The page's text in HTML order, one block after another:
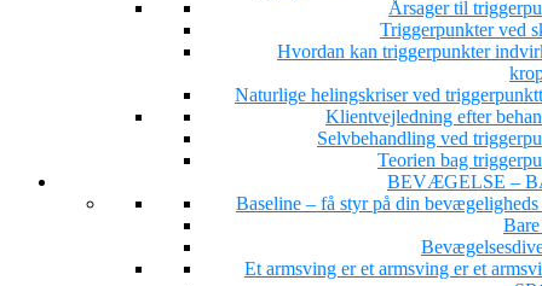
Årsager til
Triggerpunkter ved
Hvordan kan triggerpunkter
Naturlige helingskriser ved
Klientvejledning efter
Selvbehandling ved
Teorien bag
BEVÆGELSE –
Baseline – få styr på din bevægeligheds
Et armsving er et armsving er et